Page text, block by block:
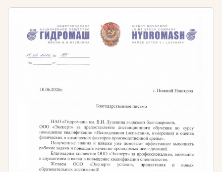
положений Федерального закона от 29.12.2012 N
Федерации» №273.
В рамках дистанционного обучения можно освоить
различные юридические направления:
деятельности
Правовое сопровождение социального
обеспечения граждан РФ
Юриспруденция в сфере банковского дела